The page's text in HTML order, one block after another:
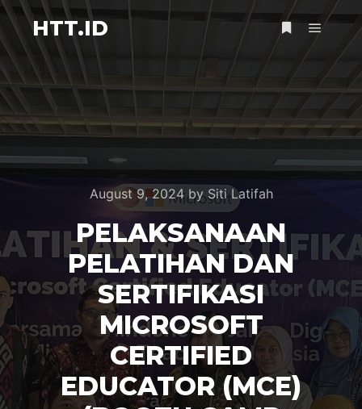
HTT.ID
Main
August 9, 2024by Siti Latifah
PELAKSANAAN
PELATIHAN DAN
SERTIFIKASI
MICROSOFT
CERTIFIED
EDUCATOR (MCE)